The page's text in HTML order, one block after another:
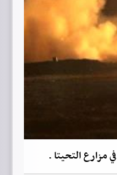
مزارع التحيتا .